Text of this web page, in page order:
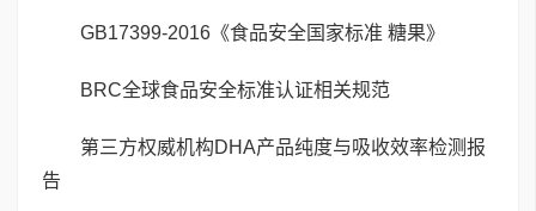
GB17399-2016《食品安全国家标准 糖果》
BRC全球食品安全标准认证相关规范
第三方权威机构DHA产品纯度与吸收效率检测报
告